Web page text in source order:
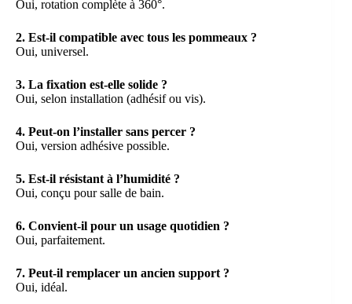
Oui, rotation complète à 360°.
2. Est-il compatible avec tous les pommeaux ?
Oui, universel.
3. La fixation est-elle solide ?
Oui, selon installation (adhésif ou vis).
4. Peut-on l’installer sans percer ?
Oui, version adhésive possible.
5. Est-il résistant à l’humidité ?
Oui, conçu pour salle de bain.
6. Convient-il pour un usage quotidien ?
Oui, parfaitement.
7. Peut-il remplacer un ancien support ?
Oui, idéal.